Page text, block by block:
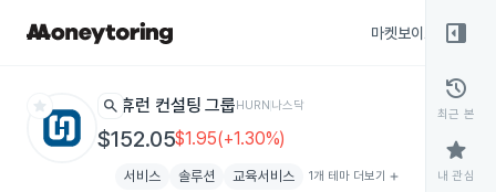
마켓보이스
star search 휴런 컨설팅 그룹HURN나스닥
$152.05$1.95(+1.30%)
서비스 솔루션 교육서비스 1개 테마 더보기 add
right_panel_open
history
최근 본
star
내 관심